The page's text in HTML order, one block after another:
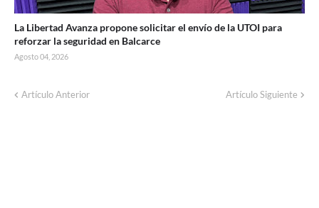
La Libertad Avanza propone solicitar el envío de la UTOI para
reforzar la seguridad en Balcarce
Agosto 04, 2026
Artículo Anterior Artículo Siguiente